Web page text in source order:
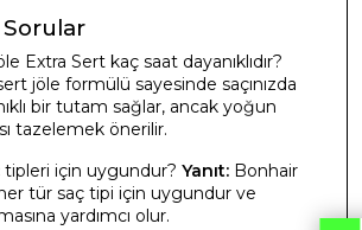
Sorular
Extra Sert kaç saat dayanıklıdır?
jöle formülü sayesinde saçınızda
bir tutam sağlar, ancak yoğun
tazelemek önerilir.
tipleri için uygundur? Yanıt: Bonhair
tür saç tipi için uygundur ve
yardımcı olur.